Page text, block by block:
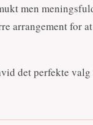
men
arrangement for
det perfekte